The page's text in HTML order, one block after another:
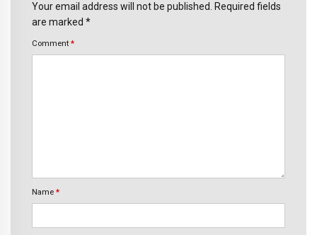
Your email address will not be published. Required fields
are marked *
Comment *
Name *